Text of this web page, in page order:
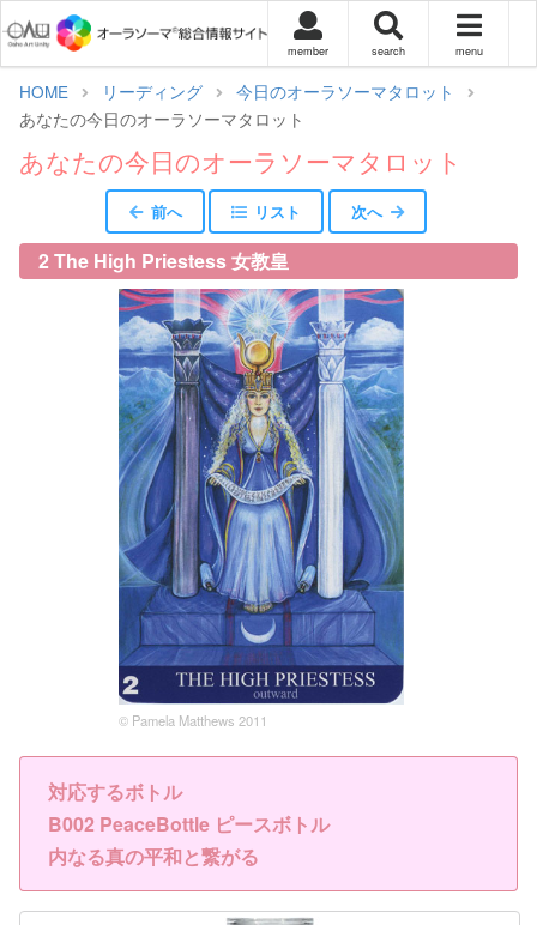
member search menu
HOME リーディング
今日のオーラソーマタロット
あなたの今日のオーラソーマタロット
あなたの今日のオーラソーマタロット
前へ リスト 次へ
2 The High Priestess 女教皇
© Pamela Matthews 2011
対応するボトル
B002 PeaceBottle ピースボトル
内なる真の平和と繋がる